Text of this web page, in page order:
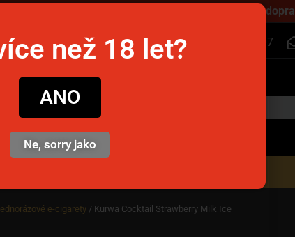
Objednej přes víkend a
+420 555 500 807
e-cigarety / Kurwa Cocktail Strawberry Milk Ice
než 18 let?
ANO
Ne, sorry jako